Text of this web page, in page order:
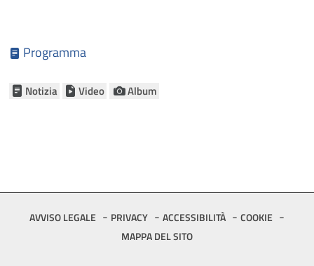
Programma
Notizia Video Album
FooterAVVISO LEGALE PRIVACY ACCESSIBILITÀ
COOKIE
MAPPA DEL SITO